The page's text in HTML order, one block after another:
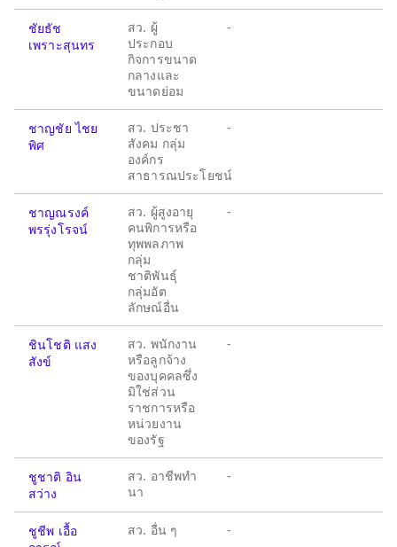
ชัยธัช
เพราะสุนทร
สว. ผู้
ประกอบ
กิจการขนาด
กลางและ
ขนาดย่อม
-
ชาญชัย ไชย
พิศ
สว. ประชา
สังคม กลุ่ม
องค์กร
สาธารณประโยชน์
-
ชาญณรงค์
พรรุ่งโรจน์
สว. ผู้สูงอายุ
คนพิการหรือ
ทุพพลภาพ
กลุ่ม
ชาติพันธุ์
กลุ่มอัต
ลักษณ์อื่น
-
ชินโชติ แสง
สังข์
สว. พนักงาน
หรือลูกจ้าง
ของบุคคลซึ่ง
มิใช่ส่วน
ราชการหรือ
หน่วยงาน
ของรัฐ
-
ชูชาติ อิน
สว่าง
สว. อาชีพทำ
นา
-
ชูชีพ เอื้อ
สว. อื่น ๆ -